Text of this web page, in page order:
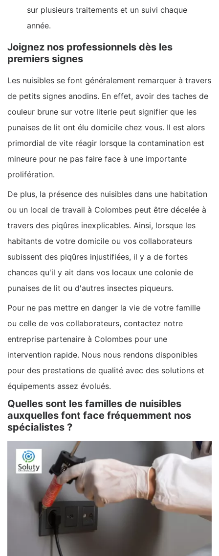
sur plusieurs traitements et un suivi chaque
année.
Joignez nos professionnels dès les
premiers signes
Les nuisibles se font généralement remarquer à travers
de petits signes anodins. En effet, avoir des taches de
couleur brune sur votre literie peut signifier que les
punaises de lit ont élu domicile chez vous. Il est alors
primordial de vite réagir lorsque la contamination est
mineure pour ne pas faire face à une importante
prolifération.
De plus, la présence des nuisibles dans une habitation
ou un local de travail à Colombes peut être décelée à
travers des piqûres inexplicables. Ainsi, lorsque les
habitants de votre domicile ou vos collaborateurs
subissent des piqûres injustifiées, il y a de fortes
chances qu'il y ait dans vos locaux une colonie de
punaises de lit ou d'autres insectes piqueurs.
Pour ne pas mettre en danger la vie de votre famille
ou celle de vos collaborateurs, contactez notre
entreprise partenaire à Colombes pour une
intervention rapide. Nous nous rendons disponibles
pour des prestations de qualité avec des solutions et
équipements assez évolués.
Quelles sont les familles de nuisibles
auxquelles font face fréquemment nos
spécialistes ?